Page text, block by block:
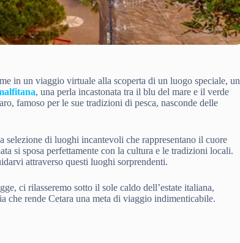
in un viaggio virtuale alla scoperta di un luogo speciale, un
, una perla incastonata tra il blu del mare e il verde
famoso per le sue tradizioni di pesca, nasconde delle
di luoghi incantevoli che rappresentano il cuore
si sposa perfettamente con la cultura e le tradizioni locali.
attraverso questi luoghi sorprendenti.
ci rilasseremo sotto il sole caldo dell’estate italiana,
che rende Cetara una meta di viaggio indimenticabile.